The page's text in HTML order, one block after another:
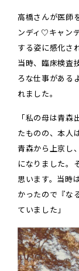
高橋さんが医師
ンディ♡キャン
する姿に感化さ
当時、臨床検査
ろな仕事がある
れました。
「私の母は青森
たものの、本人
青森から上京し
になりました。
思います。当時
かったので『な
ていました」